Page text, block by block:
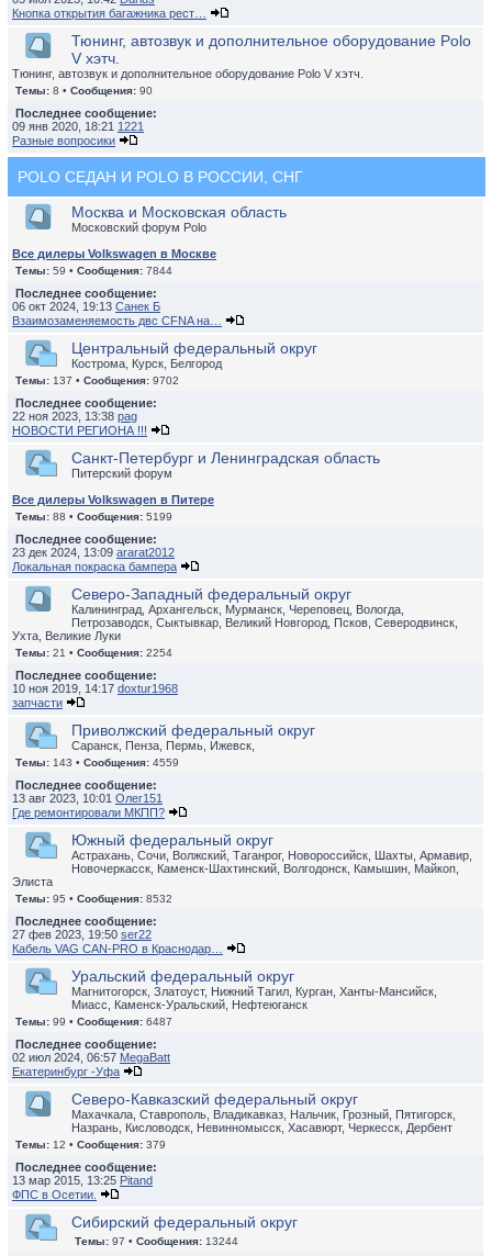
Кнопка открытия багажника рест…
Тюнинг, автозвук и дополнительное оборудование Polo
V хэтч.
Тюнинг, автозвук и дополнительное оборудование Polo V хэтч.
Темы: 8 • Сообщения: 90
Последнее сообщение:
09 янв 2020, 18:21 1221
Разные вопросики
POLO СЕДАН И POLO В РОССИИ, СНГ
Москва и Московская область
Московский форум Polo
Все дилеры Volkswagen в Москве
Темы: 59 • Сообщения: 7844
Последнее сообщение:
06 окт 2024, 19:13 Санек Б
Взаимозаменяемость двс CFNA на…
Центральный федеральный округ
Кострома, Курск, Белгород
Темы: 137 • Сообщения: 9702
Последнее сообщение:
22 ноя 2023, 13:38 pag
НОВОСТИ РЕГИОНА !!!
Санкт-Петербург и Ленинградская область
Питерский форум
Все дилеры Volkswagen в Питере
Темы: 88 • Сообщения: 5199
Последнее сообщение:
23 дек 2024, 13:09 ararat2012
Локальная покраска бампера
Северо-Западный федеральный округ
Калининград, Архангельск, Мурманск, Череповец, Вологда,
Петрозаводск, Сыктывкар, Великий Новгород, Псков, Северодвинск,
Ухта, Великие Луки
Темы: 21 • Сообщения: 2254
Последнее сообщение:
10 ноя 2019, 14:17 doxtur1968
запчасти
Приволжский федеральный округ
Саранск, Пенза, Пермь, Ижевск,
Темы: 143 • Сообщения: 4559
Последнее сообщение:
13 авг 2023, 10:01 Олег151
Где ремонтировали МКПП?
Южный федеральный округ
Астрахань, Сочи, Волжский, Таганрог, Новороссийск, Шахты, Армавир,
Новочеркасск, Каменск-Шахтинский, Волгодонск, Камышин, Майкоп,
Элиста
Темы: 95 • Сообщения: 8532
Последнее сообщение:
27 фев 2023, 19:50 ser22
Кабель VAG CAN-PRO в Краснодар…
Уральский федеральный округ
Магнитогорск, Златоуст, Нижний Тагил, Курган, Ханты-Мансийск,
Миасс, Каменск-Уральский, Нефтеюганск
Темы: 99 • Сообщения: 6487
Последнее сообщение:
02 июл 2024, 06:57 MegaBatt
Екатеринбург -Уфа
Северо-Кавказский федеральный округ
Махачкала, Ставрополь, Владикавказ, Нальчик, Грозный, Пятигорск,
Назрань, Кисловодск, Невинномысск, Хасавюрт, Черкесск, Дербент
Темы: 12 • Сообщения: 379
Последнее сообщение:
13 мар 2015, 13:25 Pitand
ФПС в Осетии.
Сибирский федеральный округ
Темы: 97 • Сообщения: 13244